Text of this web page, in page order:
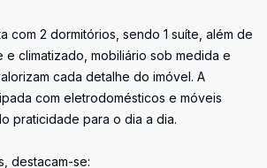
com 2 dormitórios, sendo 1 suíte, além de
e climatizado, mobiliário sob medida e
cada detalhe do imóvel. A
com eletrodomésticos e móveis
praticidade para o dia a dia.
destacam-se: